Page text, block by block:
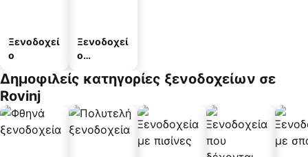
Ξενοδοχεί
ο
Ξενοδοχεί
ο
άτων
Δημοφιλείς κατηγορίες ξενοδοχείων σε
Rovinj